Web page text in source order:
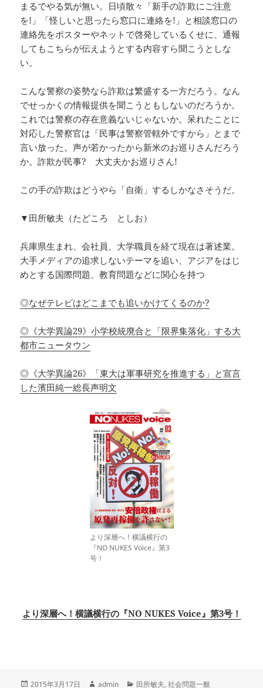
まるでやる気が無い。日頃散々「新手の詐欺にご注意
を!」「怪しいと思ったら窓口に連絡を!」と相談窓口の
連絡先をポスターやネットで啓発しているくせに、通報
してもこちらが伝えようとする内容すら聞こうとしな
い。
こんな警察の姿勢なら詐欺は繁盛する一方だろう。なん
でせっかくの情報提供を聞こうともしないのだろうか。
これでは警察の存在意義ないじゃないか。呆れたことに
対応した警察官は「民事は警察管轄外ですから」とまで
言い放った。声が若かったから新米のお巡りさんだろう
か。詐欺が民事? 大丈夫かお巡りさん!
この手の詐欺はどうやら「自衛」するしかなさそうだ。
▼田所敏夫（たどころ としお）
兵庫県生まれ、会社員、大学職員を経て現在は著述業。
大手メディアの追求しないテーマを追い、アジアをはじ
めとする国際問題、教育問題などに関心を持つ
◎なぜテレビはどこまでも追いかけてくるのか?
◎《大学異論29》小学校統廃合と「限界集落化」する大
都市ニュータウン
◎《大学異論26》「東大は軍事研究を推進する」と宣言
した濱田純一総長声明文
より深層へ！横議横行の
『NO NUKES Voice』第3
号！
より深層へ！横議横行の『NO NUKES Voice』第3号！
投
2015年3月17日 作
admin カ
田所敏夫,社会問題一般